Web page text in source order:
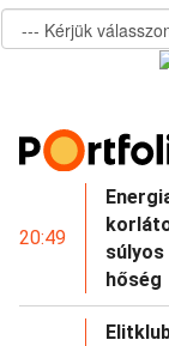
20:49
hőség